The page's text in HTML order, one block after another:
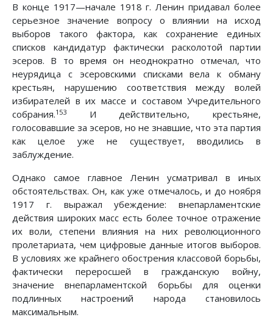
В конце 1917—начале 1918 г. Ленин придавал более
серьезное значение вопросу о влиянии на исход
выборов такого фактора, как сохранение единых
списков кандидатур фактически расколотой партии
эсеров. В то время он неоднократно отмечал, что
неурядица с эсеровскими списками вела к обману
крестьян, нарушению соответствия между волей
избирателей в их массе и составом Учредительного
собрания.153
И действительно, крестьяне,
голосовавшие за эсеров, но не знавшие, что эта партия
как целое уже не существует, вводились в
заблуждение.
Однако самое главное Ленин усматривал в иных
обстоятельствах. Он, как уже отмечалось, и до ноября
1917 г. выражал убеждение: внепарламентские
действия широких масс есть более точное отражение
их воли, степени влияния на них революционного
пролетариата, чем цифровые данные итогов выборов.
В условиях же крайнего обострения классовой борьбы,
фактически переросшей в гражданскую войну,
значение внепарламентской борьбы для оценки
подлинных настроений народа становилось
максимальным.